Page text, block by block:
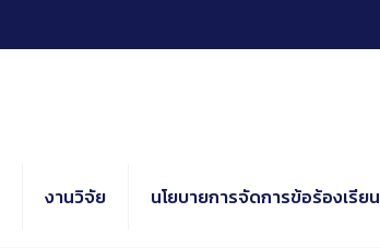
งานวิจัย นโยบายการจัดการข้อร้องเรียน